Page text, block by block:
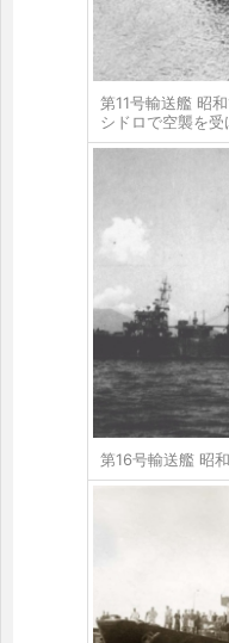
第11号輸送艦 昭
シドロで空襲を受
第16号輸送艦 昭